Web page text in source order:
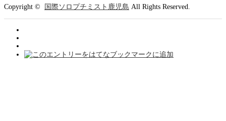
Copyright © 国際ソロプチミスト鹿児島 All Rights Reserved.